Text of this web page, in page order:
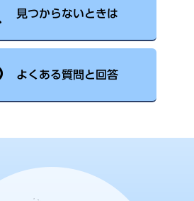
見つからないときは
よくある質問と回答